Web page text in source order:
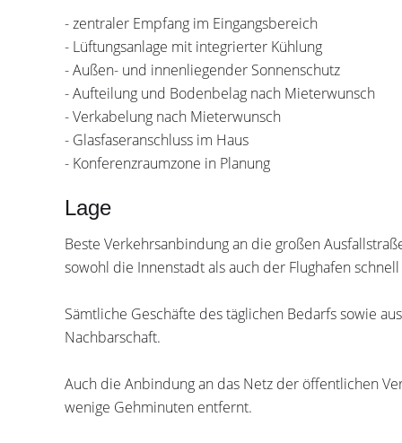
- zentraler Empfang im Eingangsbereich
- Lüftungsanlage mit integrierter Kühlung
- Außen- und innenliegender Sonnenschutz
- Aufteilung und Bodenbelag nach Mieterwunsch
- Verkabelung nach Mieterwunsch
- Glasfaseranschluss im Haus
- Konferenzraumzone in Planung
Lage
Beste Verkehrsanbindung an die großen
sowohl die Innenstadt als auch der Flughafen
Sämtliche Geschäfte des täglichen Bedarfs sowie
Nachbarschaft.
Auch die Anbindung an das Netz der öffentlichen
wenige Gehminuten entfernt.